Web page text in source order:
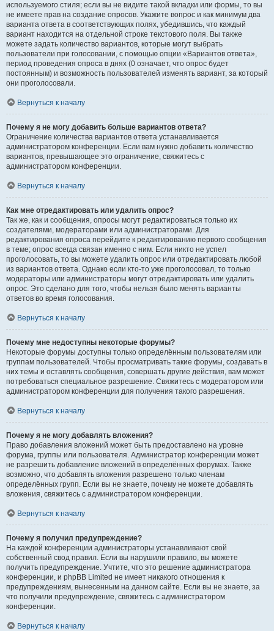
используемого стиля; если вы не видите такой вкладки или формы, то вы
не имеете прав на создание опросов. Укажите вопрос и как минимум два
варианта ответа в соответствующих полях, убедившись, что каждый
вариант находится на отдельной строке текстового поля. Вы также
можете задать количество вариантов, которые могут выбрать
пользователи при голосовании, с помощью опции «Вариантов ответа»,
период проведения опроса в днях (0 означает, что опрос будет
постоянным) и возможность пользователей изменять вариант, за который
они проголосовали.
Вернуться к началу
Почему я не могу добавить больше вариантов ответа?
Ограничение количества вариантов ответа устанавливается
администратором конференции. Если вам нужно добавить количество
вариантов, превышающее это ограничение, свяжитесь с
администратором конференции.
Вернуться к началу
Как мне отредактировать или удалить опрос?
Так же, как и сообщения, опросы могут редактироваться только их
создателями, модераторами или администраторами. Для
редактирования опроса перейдите к редактированию первого сообщения
в теме; опрос всегда связан именно с ним. Если никто не успел
проголосовать, то вы можете удалить опрос или отредактировать любой
из вариантов ответа. Однако если кто-то уже проголосовал, то только
модераторы или администраторы могут отредактировать или удалить
опрос. Это сделано для того, чтобы нельзя было менять варианты
ответов во время голосования.
Вернуться к началу
Почему мне недоступны некоторые форумы?
Некоторые форумы доступны только определённым пользователям или
группам пользователей. Чтобы просматривать такие форумы, создавать в
них темы и оставлять сообщения, совершать другие действия, вам может
потребоваться специальное разрешение. Свяжитесь с модератором или
администратором конференции для получения такого разрешения.
Вернуться к началу
Почему я не могу добавлять вложения?
Право добавления вложений может быть предоставлено на уровне
форума, группы или пользователя. Администратор конференции может
не разрешить добавление вложений в определённых форумах. Также
возможно, что добавлять вложения разрешено только членам
определённых групп. Если вы не знаете, почему не можете добавлять
вложения, свяжитесь с администратором конференции.
Вернуться к началу
Почему я получил предупреждение?
На каждой конференции администраторы устанавливают свой
собственный свод правил. Если вы нарушили правило, вы можете
получить предупреждение. Учтите, что это решение администратора
конференции, и phpBB Limited не имеет никакого отношения к
предупреждениям, вынесенным на данном сайте. Если вы не знаете, за
что получили предупреждение, свяжитесь с администратором
конференции.
Вернуться к началу